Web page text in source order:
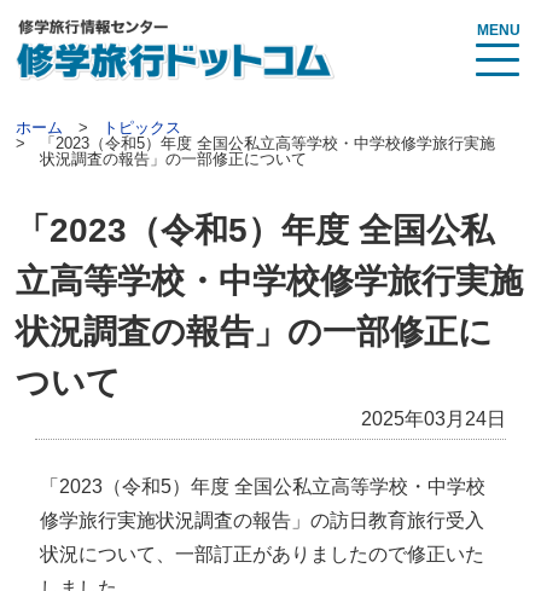
MENU
ホーム
トピックス
「2023（令和5）年度 全国公私立高等学校・中学校修学旅行実施
状況調査の報告」の一部修正について
「2023（令和5）年度 全国公私
立高等学校・中学校修学旅行実施
状況調査の報告」の一部修正に
ついて
2025年03月24日
「2023（令和5）年度 全国公私立高等学校・中学校
修学旅行実施状況調査の報告」の訪日教育旅行受入
状況について、一部訂正がありましたので修正いた